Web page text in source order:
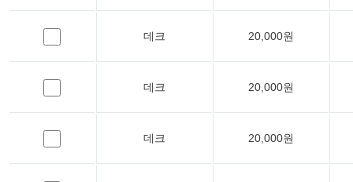
데크 20,000원
데크 20,000원
데크 20,000원